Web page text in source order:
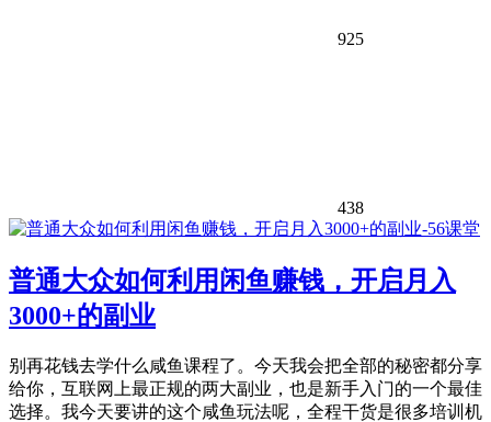
925
438
普通大众如何利用闲鱼赚钱，开启月入
3000+的副业
别再花钱去学什么咸鱼课程了。今天我会把全部的秘密都分享
给你，互联网上最正规的两大副业，也是新手入门的一个最佳
选择。我今天要讲的这个咸鱼玩法呢，全程干货是很多培训机